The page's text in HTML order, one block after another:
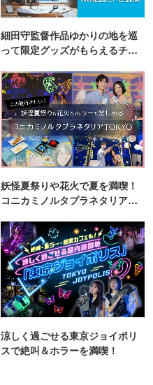
細田守監督作品ゆかりの地を巡
って限定グッズがもらえるチャ
妖怪夏祭りや花火で夏を満喫！
コニカミノルタプラネタリア
涼しく過ごせる東京ジョイポリ
スで絶叫＆ホラーを満喫！